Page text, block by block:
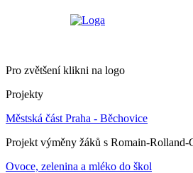
Pro zvětšení klikni na logo
Projekty
Městská část Praha - Běchovice
Projekt výměny žáků s Romain-
Ovoce, zelenina a mléko do škol